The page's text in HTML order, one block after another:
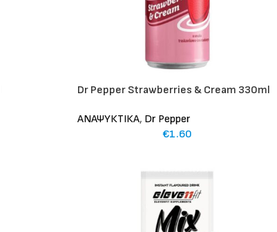
Dr Pepper Strawberries & Cream 330ml
ΑΝΑΨΥΚΤΙΚΑ, Dr Pepper
€1.60